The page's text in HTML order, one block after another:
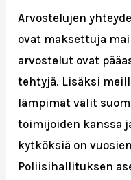
Arvostelujen
ovat maksettuja
arvostelut ovat
tehtyjä. Lisäksi
lämpimät välit
toimijoiden kanssa
kytköksiä on
Poliisihallituksen